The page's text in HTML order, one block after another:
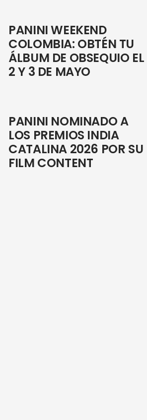
PANINI WEEKEND
COLOMBIA: OBTÉN TU
ÁLBUM DE OBSEQUIO EL
2 Y 3 DE MAYO
PANINI NOMINADO A
LOS PREMIOS INDIA
CATALINA 2026 POR SU
FILM CONTENT